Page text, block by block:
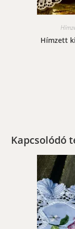
Hímzett
Kapcsolódó